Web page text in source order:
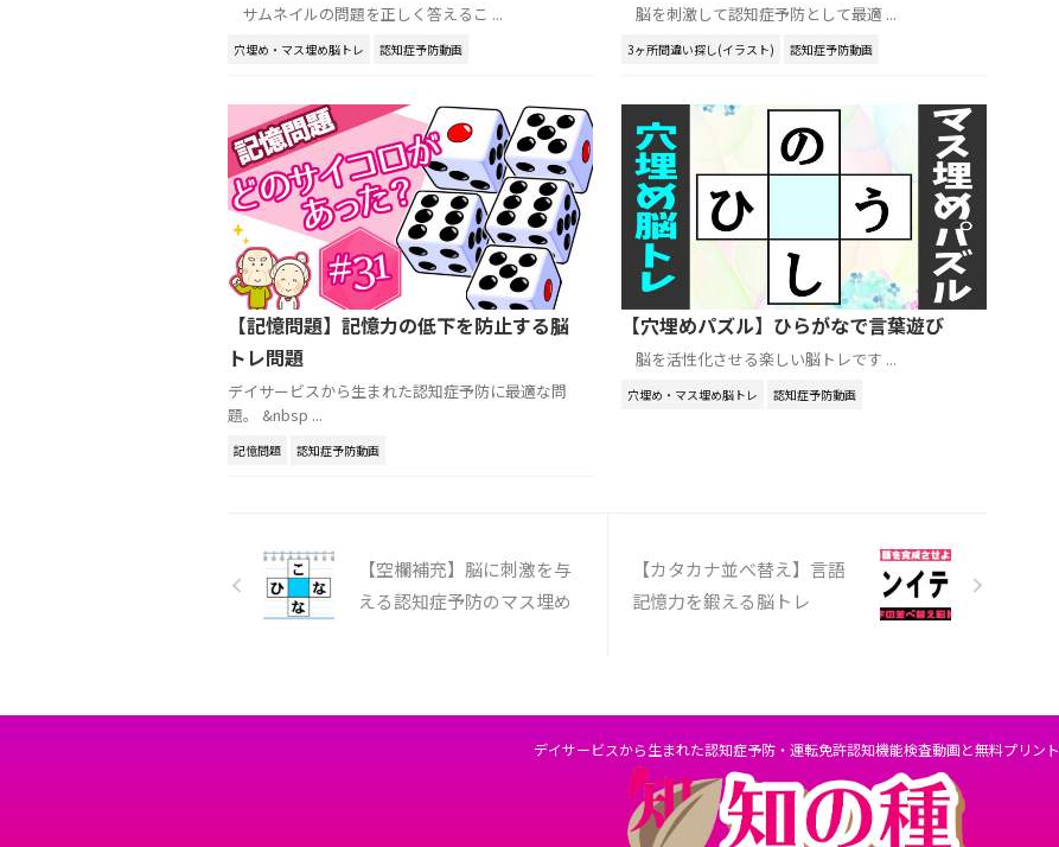
サムネイルの問題を正しく答えるこ ...
穴埋め・マス埋め脳トレ 認知症予防動画
脳を刺激して認知症予防として最適 ...
3ヶ所間違い探し(イラスト) 認知症予防動画
【記憶問題】記憶力の低下を防止する脳
トレ問題
デイサービスから生まれた認知症予防に最適な問
題。 &nbsp ...
記憶問題 認知症予防動画
【穴埋めパズル】ひらがなで言葉遊び
脳を活性化させる楽しい脳トレです ...
穴埋め・マス埋め脳トレ 認知症予防動画
【空欄補充】脳に刺激を与
える認知症予防のマス埋め
【カタカナ並べ替え】言語
記憶力を鍛える脳トレ
デイサービスから生まれた認知症予防・運転免許認知機能検査動画と無料プリント